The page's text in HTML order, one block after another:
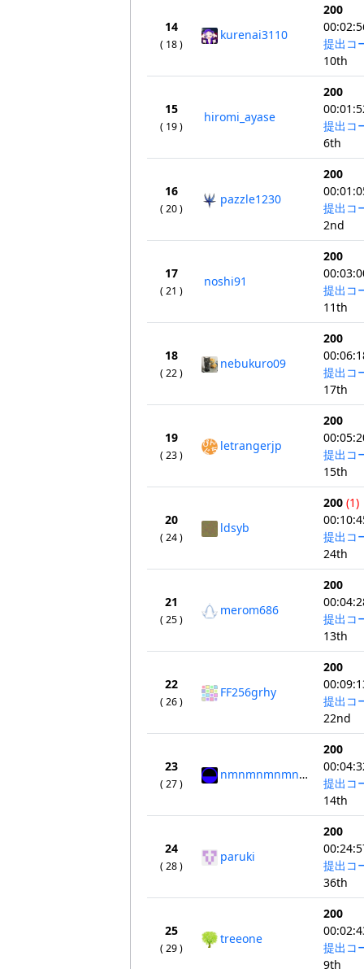
14
( 18 )
kurenai3110
200
提出コ
10th
15
( 19 )
hiromi_ayase
200
提出コ
6th
16
( 20 )
pazzle1230
200
提出コ
2nd
17
( 21 )
noshi91
200
提出コ
11th
18
( 22 )
nebukuro09
200
提出コ
17th
19
( 23 )
letrangerjp
200
提出コ
15th
20
( 24 )
ldsyb
200 (1)
提出コ
24th
21
( 25 )
merom686
200
提出コ
13th
22
( 26 )
FF256grhy
200
提出コ
22nd
23
( 27 )
nmnmnmnmnmnmnm
200
提出コ
14th
24
( 28 )
paruki
200
提出コ
36th
25
( 29 )
treeone
200
提出コ
9th